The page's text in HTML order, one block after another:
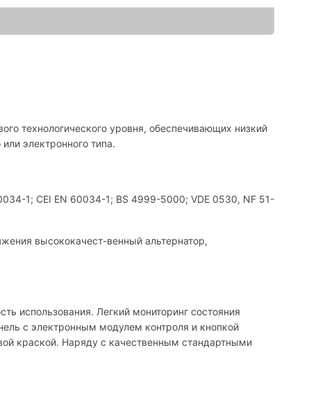
технологического уровня, обеспечивающих низкий
электронного типа.
1; CEI EN 60034-1; BS 4999-5000; VDE 0530, NF 51-
высококачест-венный альтернатор,
использования. Легкий мониторинг состояния
с электронным модулем контроля и кнопкой
краской. Наряду с качественным стандартными